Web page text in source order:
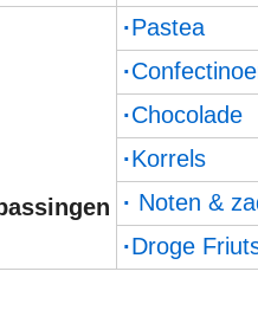
·Pastea
·
·Chocolade
·Korrels
· Noten &
·Droge